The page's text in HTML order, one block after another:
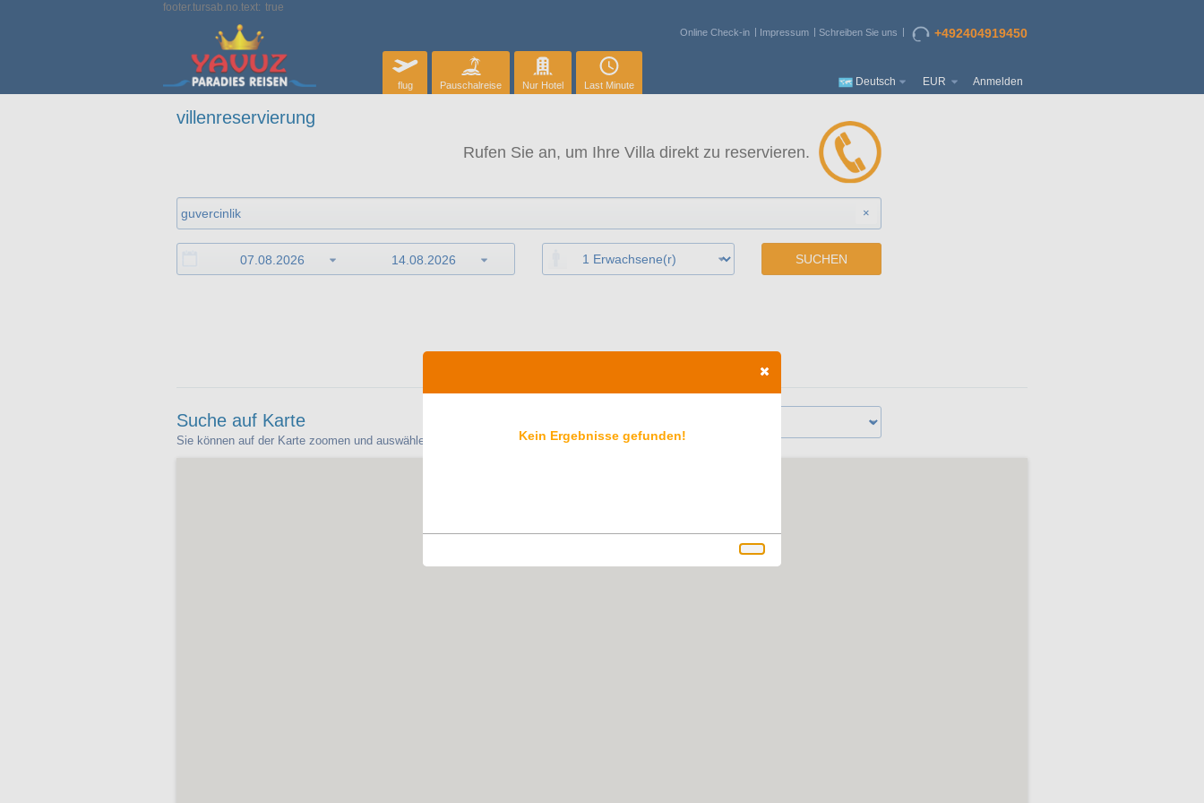
footer.tursab.no.text: true
Online Check-in Impressum Schreiben Sie uns +492404919450
flug Pauschalreise Nur Hotel Last Minute Deutsch EUR Anmelden
villenreservierung
Rufen Sie an, um Ihre Villa direkt zu reservieren.
×
SUCHEN
Suche auf Karte
Sie können auf der Karte zoomen und auswählen, um Ihre Reservierung vorzunehmen.
Kein Ergebnisse gefunden!